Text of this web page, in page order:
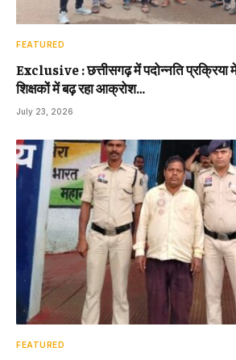
FEATURED
Exclusive : छत्तीसगढ़ में पदोन्नति प्रक्रिया में
शिक्षकों में बढ़ रहा आक्रोश…
July 23, 2026
FEATURED